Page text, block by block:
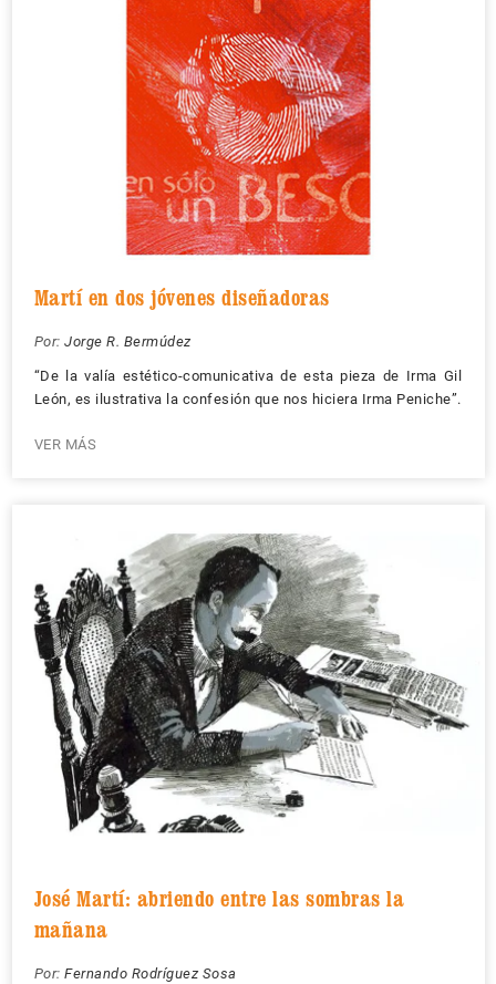
Martí en dos jóvenes diseñadoras
Por: Jorge R. Bermúdez
“De la valía estético-comunicativa de esta pieza de Irma Gil
León, es ilustrativa la confesión que nos hiciera Irma Peniche”.
VER MÁS
José Martí: abriendo entre las sombras la
mañana
Por: Fernando Rodríguez Sosa